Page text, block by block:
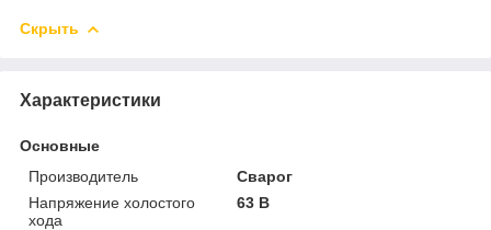
Скрыть
Характеристики
Основные
Производитель
Сварог
Напряжение холостого
хода
63 В